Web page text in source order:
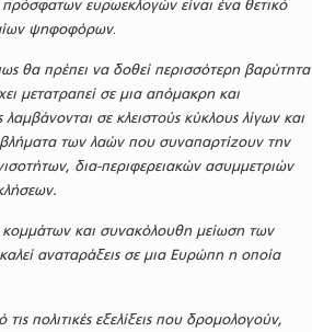
ευρωεκλογών είναι ένα θετικό
ψηφοφόρων.
θα πρέπει να δοθεί περισσότερη βαρύτητα
μετατραπεί σε μια απόμακρη και
σε κλειστούς κύκλους λίγων και
των λαών που συναπαρτίζουν την
δια-περιφερειακών ασυμμετριών
και συνακόλουθη μείωση των
αναταράξεις σε μια Ευρώπη η οποία
πολιτικές εξελίξεις που δρομολογούν,